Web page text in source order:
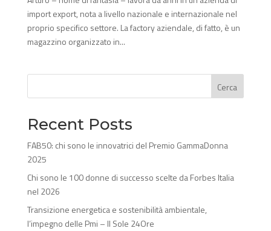
import export, nota a livello nazionale e internazionale nel
proprio specifico settore. La factory aziendale, di fatto, è un
magazzino organizzato in...
Cerca
Recent Posts
FAB50: chi sono le innovatrici del Premio GammaDonna
2025
Chi sono le 100 donne di successo scelte da Forbes Italia
nel 2026
Transizione energetica e sostenibilità ambientale,
l’impegno delle Pmi – Il Sole 24Ore